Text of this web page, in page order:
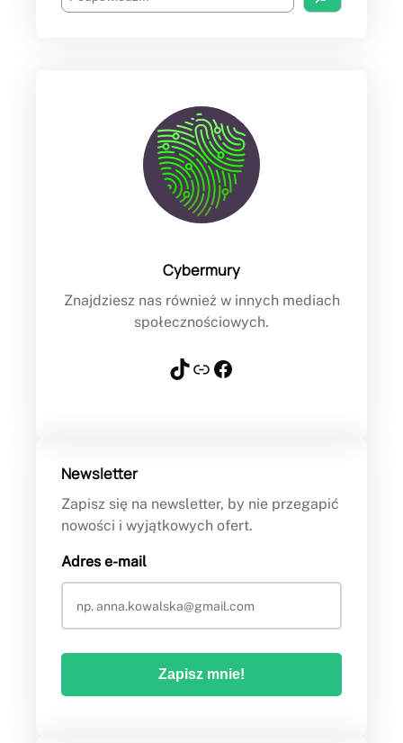
e
Cybermury
Znajdziesz nas również w innych mediach
społecznościowych.
TikTok Link Facebook
Newsletter
Zapisz się na newsletter, by nie przegapić
nowości i wyjątkowych ofert.
Adres e-mail